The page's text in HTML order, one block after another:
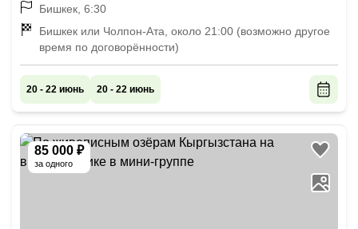
Бишкек, 6:30
Бишкек или Чолпон-Ата, около 21:00 (возможно другое
время по договорённости)
20 - 22 июнь 20 - 22 июнь
85 000 ₽
за одного